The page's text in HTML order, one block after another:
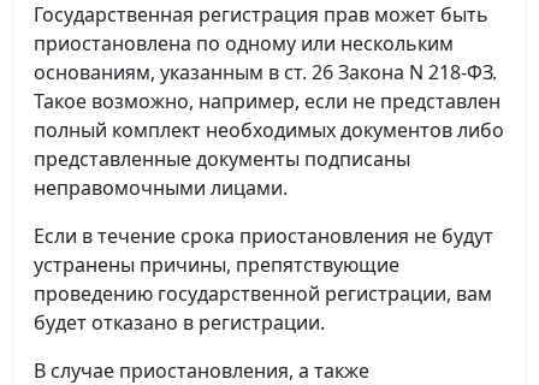
Государственная регистрация прав может быть
приостановлена по одному или нескольким
основаниям, указанным в ст. 26 Закона N 218-ФЗ.
Такое возможно, например, если не представлен
полный комплект необходимых документов либо
представленные документы подписаны
неправомочными лицами.
Если в течение срока приостановления не будут
устранены причины, препятствующие
проведению государственной регистрации, вам
будет отказано в регистрации.
В случае приостановления, а также